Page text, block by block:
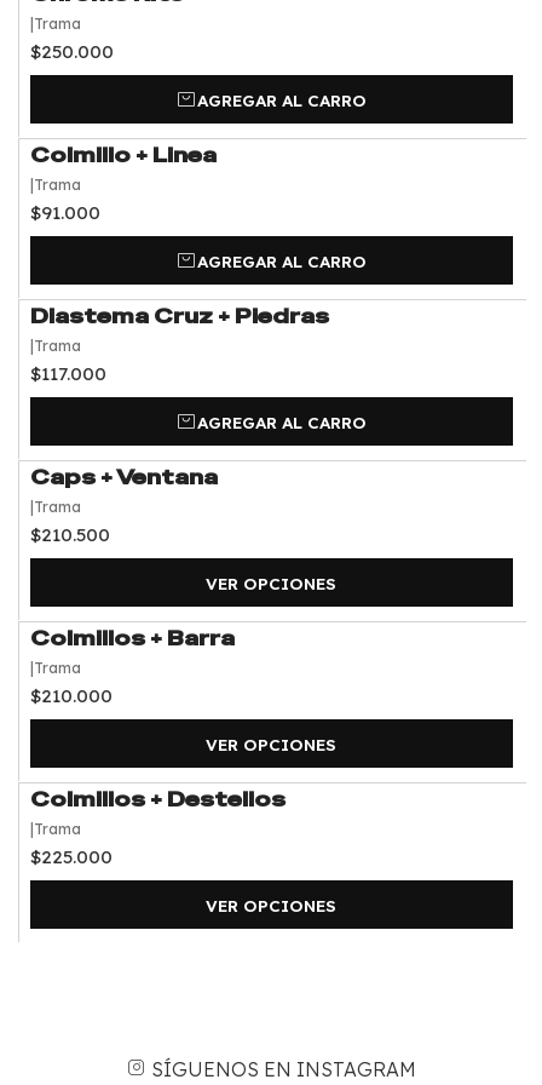
15 días hábiles desde que realizas o recibimos tu
muestra.
Cuando esté listo, puedes:
• Retirar en taller
• Solicitar envío por pagar
Trama
$250.000
AGREGAR AL CARRO
Colmillo + Linea
Trama
$91.000
AGREGAR AL CARRO
Diastema Cruz + Piedras
Trama
$117.000
AGREGAR AL CARRO
Caps + Ventana
Trama
$210.500
VER OPCIONES
Colmillos + Barra
Trama
$210.000
VER OPCIONES
Colmillos + Destellos
Trama
$225.000
VER OPCIONES
SÍGUENOS EN INSTAGRAM